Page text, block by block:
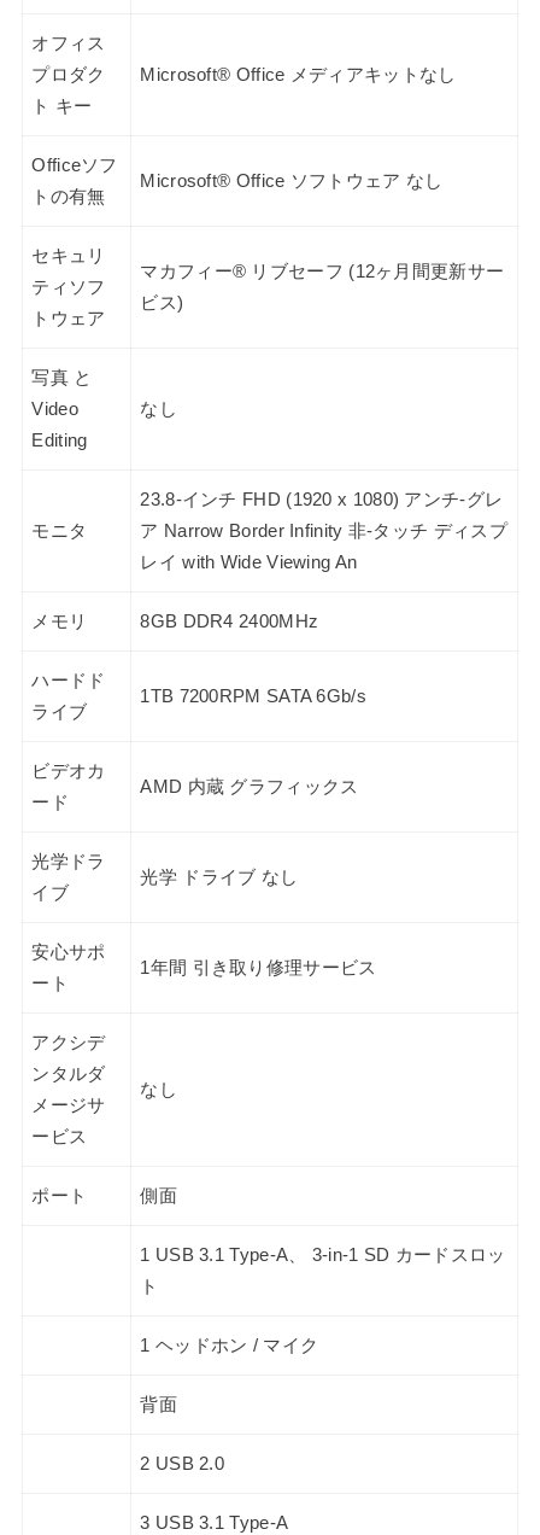
オフィス
プロダク
ト キー
Microsoft® Office メディアキットなし
Officeソフ
トの有無
Microsoft® Office ソフトウェア なし
セキュリ
ティソフ
トウェア
マカフィー® リブセーフ (12ヶ月間更新サー
ビス)
写真 と
Video
Editing
なし
モニタ
23.8-インチ FHD (1920 x 1080) アンチ-グレ
ア Narrow Border Infinity 非-タッチ ディスプ
レイ with Wide Viewing An
メモリ 8GB DDR4 2400MHz
ハードド
ライブ
1TB 7200RPM SATA 6Gb/s
ビデオカ
ード
AMD 内蔵 グラフィックス
光学ドラ
イブ
光学 ドライブ なし
安心サポ
ート
1年間 引き取り修理サービス
アクシデ
ンタルダ
メージサ
ービス
なし
ポート 側面
1 USB 3.1 Type-A、 3-in-1 SD カードスロッ
ト
1 ヘッドホン / マイク
背面
2 USB 2.0
3 USB 3.1 Type-A